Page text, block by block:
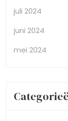
juli 2024
juni 2024
mei 2024